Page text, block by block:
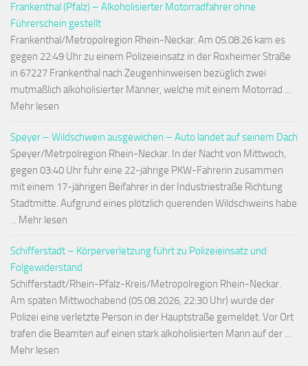
Frankenthal (Pfalz) – Alkoholisierter Motorradfahrer ohne
Führerschein gestellt
Frankenthal/Metropolregion Rhein-Neckar. Am 05.08.26 kam es
gegen 22:49 Uhr zu einem Polizeieinsatz in der Roxheimer Straße
in 67227 Frankenthal nach Zeugenhinweisen bezüglich zwei
mutmaßlich alkoholisierter Männer, welche mit einem Motorrad ...
Mehr lesen
Speyer – Wildschwein ausgewichen – Auto landet auf seinem Dach
Speyer/Metrpolregion Rhein-Neckar. In der Nacht von Mittwoch,
gegen 03:40 Uhr fuhr eine 22-jährige PKW-Fahrerin zusammen
mit einem 17-jährigen Beifahrer in der Industriestraße Richtung
Stadtmitte. Aufgrund eines plötzlich querenden Wildschweins habe
... Mehr lesen
Schifferstadt – Körperverletzung führt zu Polizeieinsatz und
Folgewiderstand
Schifferstadt/Rhein-Pfalz-Kreis/Metropolregion Rhein-Neckar.
Am späten Mittwochabend (05.08.2026, 22:30 Uhr) wurde der
Polizei eine verletzte Person in der Hauptstraße gemeldet. Vor Ort
trafen die Beamten auf einen stark alkoholisierten Mann auf der ...
Mehr lesen